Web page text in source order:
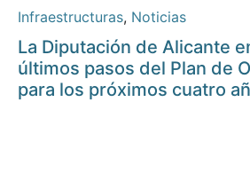
Infraestructuras, Noticias
La Diputación de Alicante
últimos pasos del Plan de
para los próximos cuatro